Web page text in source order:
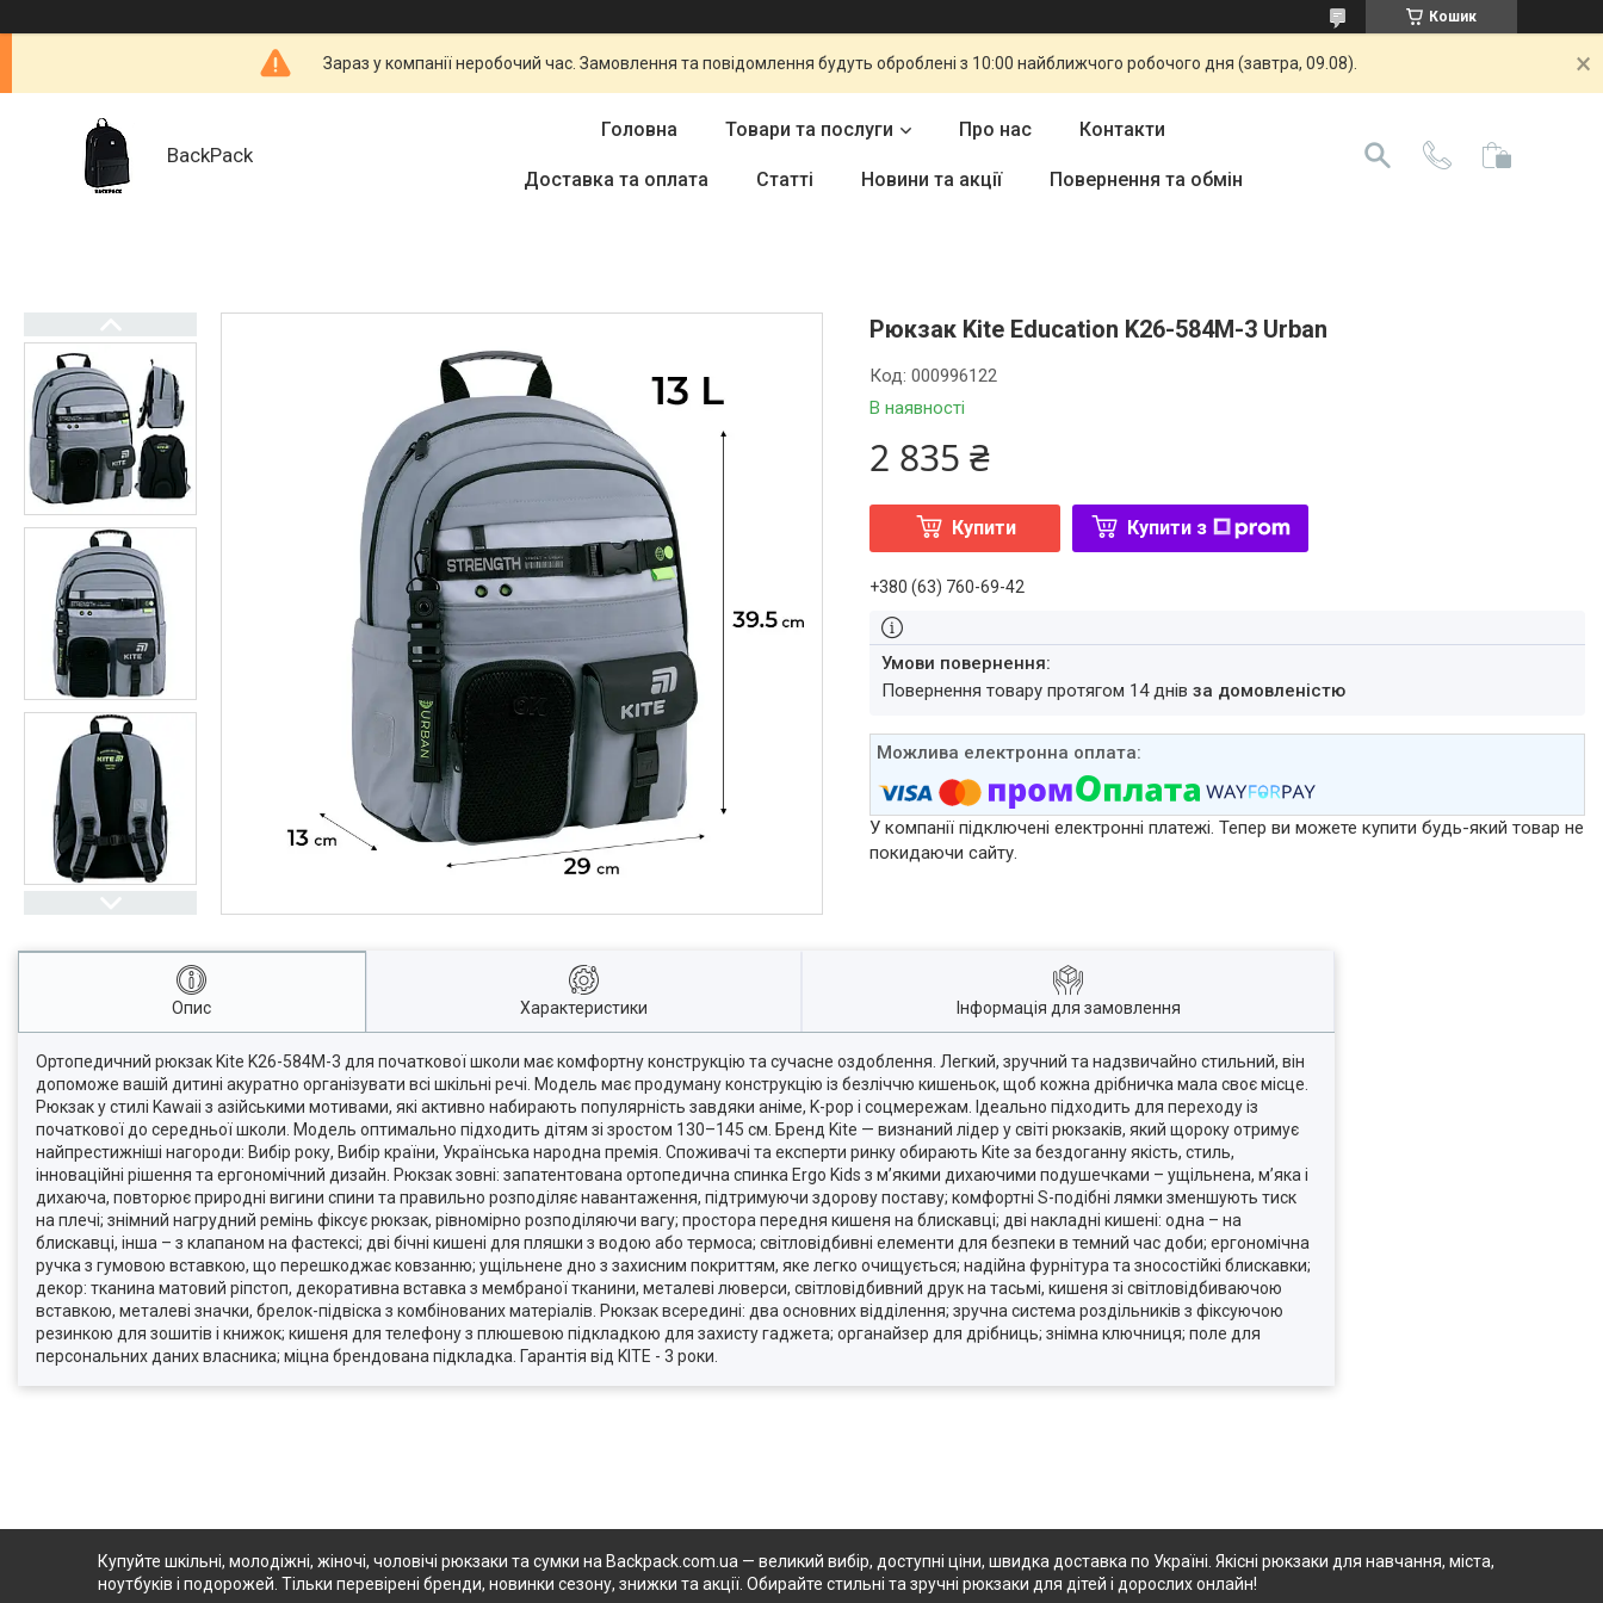
Кошик
Зараз у компанії неробочий час. Замовлення та повідомлення будуть оброблені з 10:00 найближчого робочого дня (завтра, 09.08).
BackPack
Головна Товари та послуги Про нас Контакти
Доставка та оплата Статті Новини та акції Повернення та обмін
Рюкзак Kite Education K26-584M-3 Urban
В наявності
Код:000996122
2 835 ₴
Купити Купити з
+380 (63) 760-69-42
повернення товару протягом 14 днівза домовленістю
У компанії підключені електронні платежі. Тепер ви можете купити будь-який товар не
покидаючи сайту.
Опис Характеристики Інформація для замовлення
Ортопедичний рюкзак Kite K26-584M-3 для початкової школи має комфортну конструкцію та сучасне оздоблення. Легкий, зручний та надзвичайно стильний, він
допоможе вашій дитині акуратно організувати всі шкільні речі. Модель має продуману конструкцію із безліччю кишеньок, щоб кожна дрібничка мала своє місце.
Рюкзак у стилі Kawaii з азійськими мотивами, які активно набирають популярність завдяки аніме, K-pop і соцмережам. Ідеально підходить для переходу із
початкової до середньої школи. Модель оптимально підходить дітям зі зростом 130–145 см. Бренд Kite — визнаний лідер у світі рюкзаків, який щороку отримує
найпрестижніші нагороди: Вибір року, Вибір країни, Українська народна премія. Споживачі та експерти ринку обирають Kite за бездоганну якість, стиль,
інноваційні рішення та ергономічний дизайн. Рюкзак зовні: запатентована ортопедична спинка Ergo Kids з м’якими дихаючими подушечками – ущільнена, м’яка і
дихаюча, повторює природні вигини спини та правильно розподіляє навантаження, підтримуючи здорову поставу; комфортні S-подібні лямки зменшують тиск
на плечі; знімний нагрудний ремінь фіксує рюкзак, рівномірно розподіляючи вагу; простора передня кишеня на блискавці; дві накладні кишені: одна – на
блискавці, інша – з клапаном на фастексі; дві бічні кишені для пляшки з водою або термоса; світловідбивні елементи для безпеки в темний час доби; ергономічна
ручка з гумовою вставкою, що перешкоджає ковзанню; ущільнене дно з захисним покриттям, яке легко очищується; надійна фурнітура та зносостійкі блискавки;
декор: тканина матовий ріпстоп, декоративна вставка з мембраної тканини, металеві люверси, світловідбивний друк на тасьмі, кишеня зі світловідбиваючою
вставкою, металеві значки, брелок-підвіска з комбінованих матеріалів. Рюкзак всередині: два основних відділення; зручна система роздільників з фіксуючою
резинкою для зошитів і книжок; кишеня для телефону з плюшевою підкладкою для захисту гаджета; органайзер для дрібниць; знімна ключниця; поле для
персональних даних власника; міцна брендована підкладка. Гарантія від KITE - 3 роки.
Купуйте шкільні, молодіжні, жіночі, чоловічі рюкзаки та сумки на Backpack.com.ua — великий вибір, доступні ціни, швидка доставка по Україні. Якісні рюкзаки для навчання, міста,
ноутбуків і подорожей. Тільки перевірені бренди, новинки сезону, знижки та акції. Обирайте стильні та зручні рюкзаки для дітей і дорослих онлайн!